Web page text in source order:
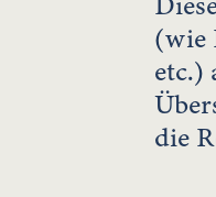
(wie
etc.)
die